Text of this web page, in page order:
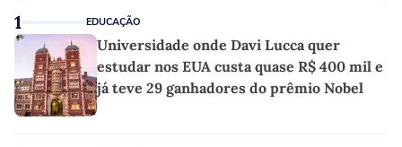
1 EDUCAÇÃO
Universidade onde Davi Lucca quer
estudar nos EUA custa quase R$ 400 mil e
já teve 29 ganhadores do prêmio Nobel